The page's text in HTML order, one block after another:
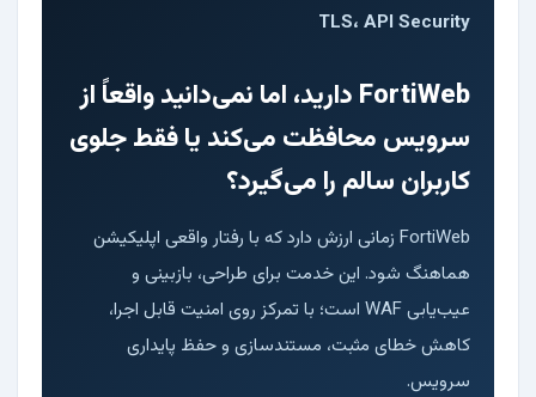
TLS، API Security
FortiWeb دارید، اما نمی‌دانید واقعاً از
سرویس محافظت می‌کند یا فقط جلوی
کاربران سالم را می‌گیرد؟
FortiWeb زمانی ارزش دارد که با رفتار واقعی اپلیکیشن
هماهنگ شود. این خدمت برای طراحی، بازبینی و
عیب‌یابی WAF است؛ با تمرکز روی امنیت قابل اجرا،
کاهش خطای مثبت، مستندسازی و حفظ پایداری
سرویس.